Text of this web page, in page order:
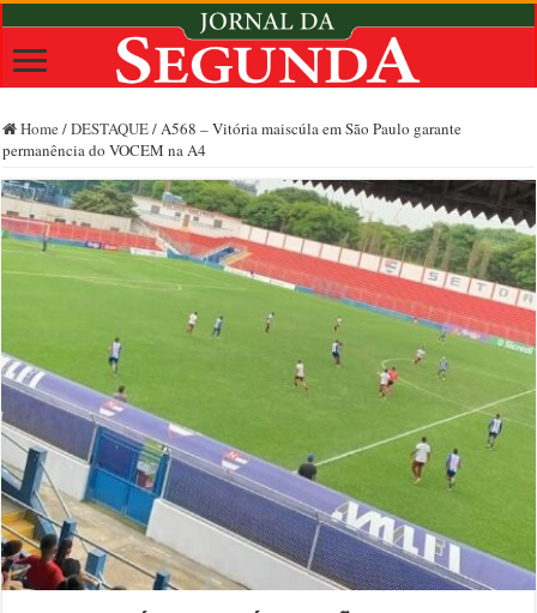
Home /DESTAQUE/A568 – Vitória maiscúla em São Paulo garante
permanência do VOCEM na A4